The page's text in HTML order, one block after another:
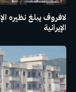
لافروف يبلغ نظيره
الإيرانية